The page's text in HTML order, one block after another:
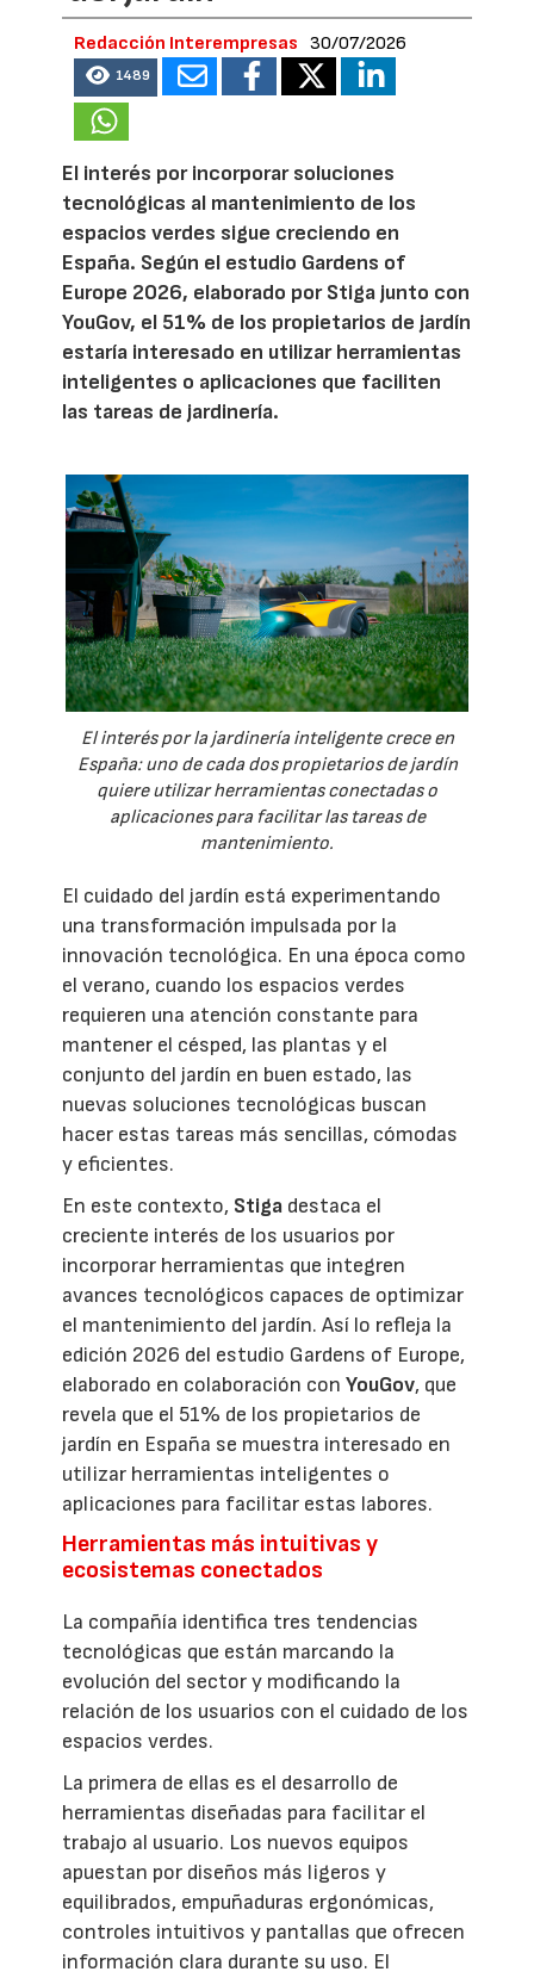
Redacción Interempresas 30/07/2026
1489
El interés por incorporar soluciones
tecnológicas al mantenimiento de los
espacios verdes sigue creciendo en
España. Según el estudio Gardens of
Europe 2026, elaborado por Stiga junto con
YouGov, el 51% de los propietarios de jardín
estaría interesado en utilizar herramientas
inteligentes o aplicaciones que faciliten
las tareas de jardinería.
El interés por la jardinería inteligente crece en
España: uno de cada dos propietarios de jardín
quiere utilizar herramientas conectadas o
aplicaciones para facilitar las tareas de
mantenimiento.
El cuidado del jardín está experimentando
una transformación impulsada por la
innovación tecnológica. En una época como
el verano, cuando los espacios verdes
requieren una atención constante para
mantener el césped, las plantas y el
conjunto del jardín en buen estado, las
nuevas soluciones tecnológicas buscan
hacer estas tareas más sencillas, cómodas
y eficientes.
En este contexto, Stiga destaca el
creciente interés de los usuarios por
incorporar herramientas que integren
avances tecnológicos capaces de optimizar
el mantenimiento del jardín. Así lo refleja la
edición 2026 del estudio Gardens of Europe,
elaborado en colaboración conYouGov, que
revela que el 51% de los propietarios de
jardín en España se muestra interesado en
utilizar herramientas inteligentes o
aplicaciones para facilitar estas labores.
Herramientas más intuitivas y
ecosistemas conectados
La compañía identifica tres tendencias
tecnológicas que están marcando la
evolución del sector y modificando la
relación de los usuarios con el cuidado de los
espacios verdes.
La primera de ellas es el desarrollo de
herramientas diseñadas para facilitar el
trabajo al usuario. Los nuevos equipos
apuestan por diseños más ligeros y
equilibrados, empuñaduras ergonómicas,
controles intuitivos y pantallas que ofrecen
información clara durante su uso. El